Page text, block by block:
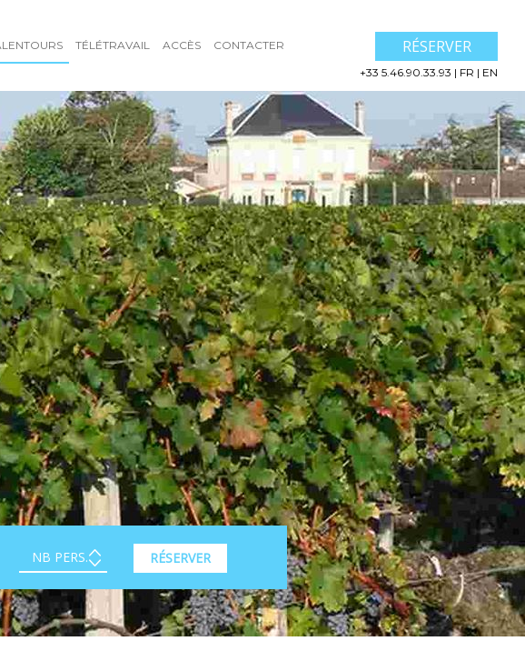
TÉLÉTRAVAIL ACCÈS CONTACTER RÉSERVER
+33 5.46.90.33.93 | FR | EN
RÉSERVER